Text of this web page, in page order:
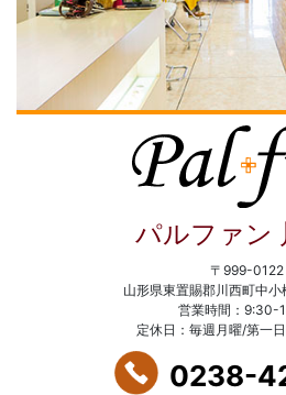
パルファン
〒999-0122
山形県東置賜郡川西町中小
営業時間：9:30-
定休日：毎週月曜/第一
0238-